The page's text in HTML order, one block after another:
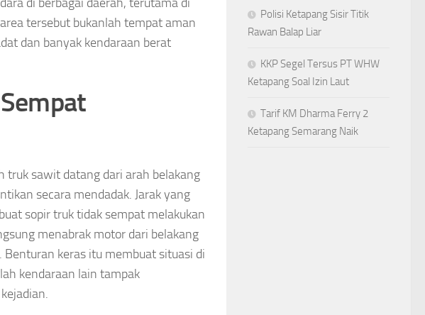
tersebut bukanlah tempat aman
dan banyak kendaraan berat
truk sawit datang dari arah belakang
secara mendadak. Jarak yang
sopir truk tidak sempat melakukan
menabrak motor dari belakang
keras itu membuat situasi di
kendaraan lain tampak
Polisi Ketapang Sisir Titik
Rawan Balap Liar
KKP Segel Tersus PT WHW
Ketapang Soal Izin Laut
Tarif KM Dharma Ferry 2
Ketapang Semarang Naik